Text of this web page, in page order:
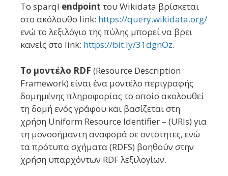
Το sparql endpoint του Wikidata βρίσκεται
στο ακόλουθο link: https://query.wikidata.org/
ενώ το λεξιλόγιο της πύλης μπορεί να βρει
κανείς στο link: https://bit.ly/31dgnOz.
Το μοντέλο RDF (Resource Description
Framework) είναι ένα μοντέλο περιγραφής
δομημένης πληροφορίας το οποίο ακολουθεί
τη δομή ενός γράφου και βασίζεται στη
χρήση Uniform Resource Identifier – (URIs) για
τη μονοσήμαντη αναφορά σε οντότητες, ενώ
τα πρότυπα σχήματα (RDFS) βοηθούν στην
χρήση υπαρχόντων RDF λεξιλογίων.